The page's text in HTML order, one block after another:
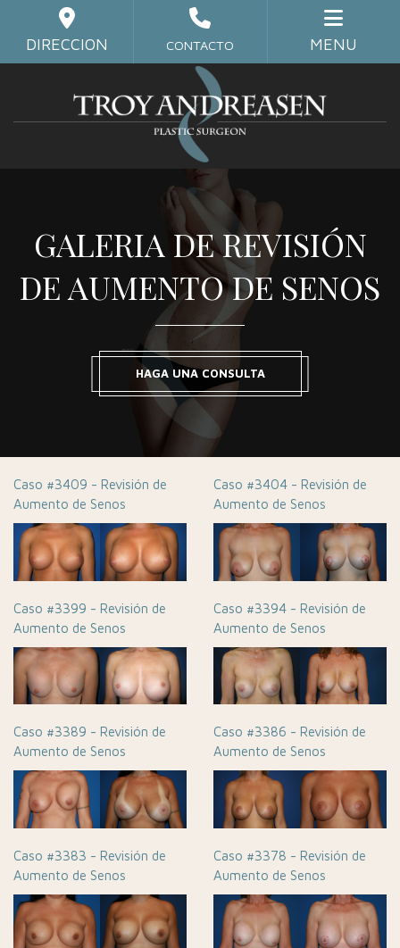
main
DIRECCION CONTACTO MENU
GALERIA DE REVISIÓN
DE AUMENTO DE SENOS
HAGA UNA CONSULTA
Caso #3409 - Revisión de
Aumento de Senos
Caso #3404 - Revisión de
Aumento de Senos
Caso #3399 - Revisión de
Aumento de Senos
Caso #3394 - Revisión de
Aumento de Senos
Caso #3389 - Revisión de
Aumento de Senos
Caso #3386 - Revisión de
Aumento de Senos
Caso #3383 - Revisión de
Aumento de Senos
Caso #3378 - Revisión de
Aumento de Senos